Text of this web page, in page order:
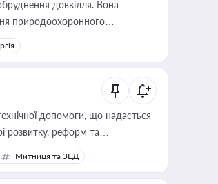
довкілля. Вона
природоохоронного
допомоги, що надається
розвитку, реформ та
Митниця та ЗЕД